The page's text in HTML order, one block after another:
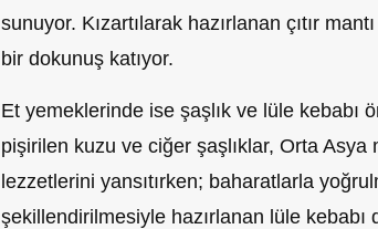
sunuyor. Kızartılarak hazırlanan çıtır
bir dokunuş katıyor.
Et yemeklerinde ise şaşlık ve lüle kebabı
pişirilen kuzu ve ciğer şaşlıklar, Orta Asya
lezzetlerini yansıtırken; baharatlarla
şekillendirilmesiyle hazırlanan lüle kebabı